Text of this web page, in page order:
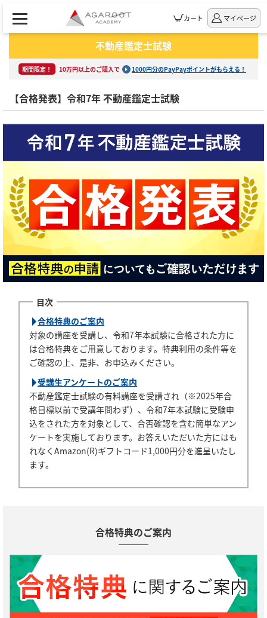
カート マイページ
不動産鑑定士試験
期間限定！ 10万円以上のご購入で 1000円分のPayPayポイントがもらえる！
【合格発表】令和7年 不動産鑑定士試験
合格特典のご案内
対象の講座を受講し、令和7年本試験に合格された方に
は合格特典をご用意しております。特典利用の条件等を
ご確認の上、是非、お申込みください。
受講生アンケートのご案内
不動産鑑定士試験の有料講座を受講され（※2025年合
格目標以前で受講年問わず）、令和7年本試験に受験申
込をされた方を対象として、合否確認を含む簡単なアン
ケートを実施しております。お答えいただいた方にはも
れなくAmazon(R)ギフトコード1,000円分を進呈いたし
ます。
合格特典のご案内